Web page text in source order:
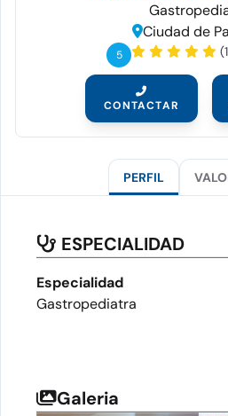
Ciudad de
5
CONTACTAR
PERFIL
ESPECIALIDAD
Especialidad
Gastropediatra
Galeria